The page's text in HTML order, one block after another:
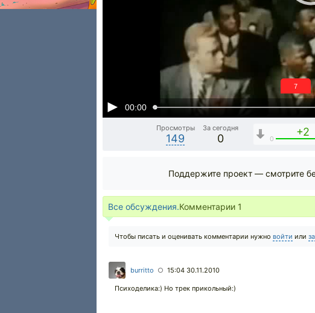
00:00
6
Просмотры
149
За сегодня
0
+2
0
Поддержите проект — смотрите
Все обсуждения.Комментарии 1
Чтобы писать и оценивать комментарии нужно войти или
burritto ○ 15:04 30.11.2010
Психоделика:) Но трек прикольный:)